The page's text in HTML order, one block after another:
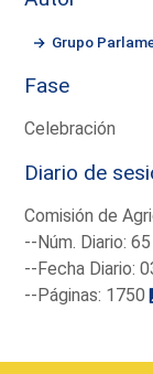
Grupo
Fase
Celebración
Diario de
Comisión de
--Núm. Diario: 65
--Fecha Diario:
--Páginas: 1750